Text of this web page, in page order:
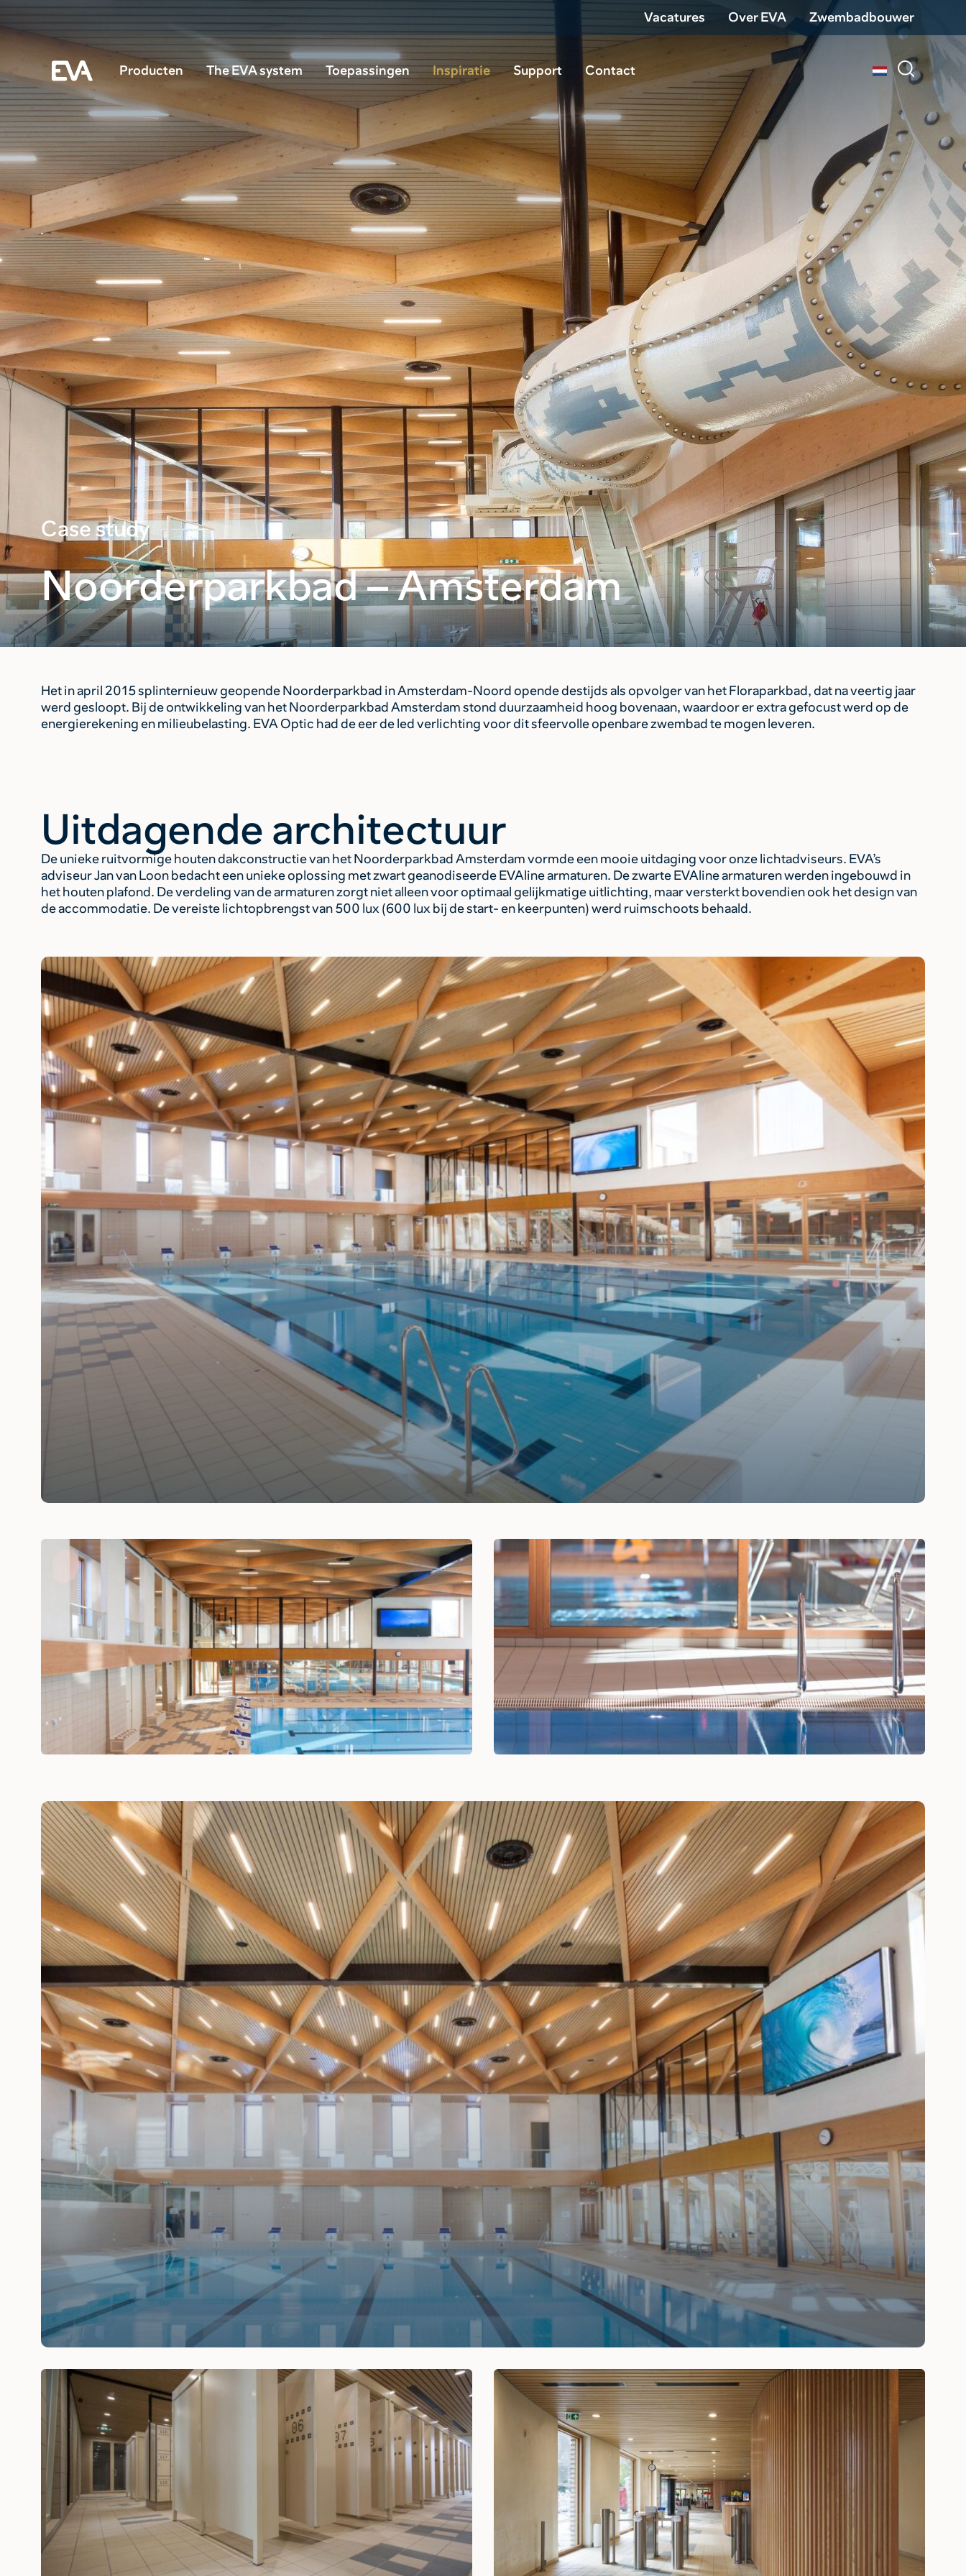
Vacatures Over EVA Zwembadbouwer
Producten The EVA system Toepassingen Inspiratie Support Contact
Case study
Noorderparkbad – Amsterdam
Het in april 2015 splinternieuw geopende Noorderparkbad in Amsterdam-Noord opende destijds als opvolger van het Floraparkbad, dat na veertig jaar
werd gesloopt. Bij de ontwikkeling van het Noorderparkbad Amsterdam stond duurzaamheid hoog bovenaan, waardoor er extra gefocust werd op de
energierekening en milieubelasting. EVA Optic had de eer de led verlichting voor dit sfeervolle openbare zwembad te mogen leveren.
Uitdagende architectuur
De unieke ruitvormige houten dakconstructie van het Noorderparkbad Amsterdam vormde een mooie uitdaging voor onze lichtadviseurs. EVA’s
adviseur Jan van Loon bedacht een unieke oplossing met zwart geanodiseerde EVAline armaturen. De zwarte EVAline armaturen werden ingebouwd in
het houten plafond. De verdeling van de armaturen zorgt niet alleen voor optimaal gelijkmatige uitlichting, maar versterkt bovendien ook het design van
de accommodatie. De vereiste lichtopbrengst van 500 lux (600 lux bij de start- en keerpunten) werd ruimschoots behaald.